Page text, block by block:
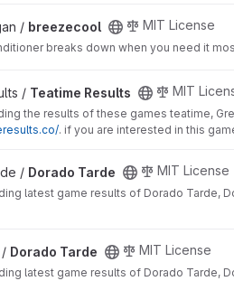
/ breezecool MIT License
breaks down when you need it
project
/ Teatime Results MIT
the results of these games teatime,
. if you are interested in this
/ Dorado Tarde MIT License
latest game results of Dorado Tarde,
/ Dorado Tarde MIT License
latest game results of Dorado Tarde,